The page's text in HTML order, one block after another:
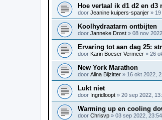
Hoe vertaal ik d1 d2 en
door Jeanine kuipers-spanjer »
Koolhydraatarm ontbijten
door Janneke Drost » 08 nov
Ervaring tot aan dag 25:
door Karin Boeser Vermeer » 26
New York Marathon
door Alina Bijzitter » 16 okt 2022,
Lukt niet
door Ingridloopt » 20 sep 2022,
Warming up en cooling
door Chrisvp » 03 sep 2022, 23:54